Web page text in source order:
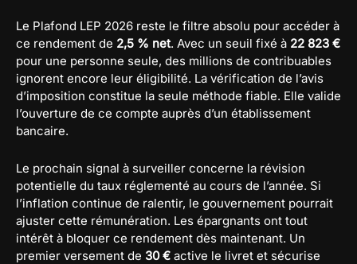
Le Plafond LEP 2026 reste le filtre absolu pour accéder à
ce rendement de 2,5 % net. Avec un seuil fixé à 22 823 €
pour une personne seule, des millions de contribuables
ignorent encore leur éligibilité. La vérification de l’avis
d’imposition constitue la seule méthode fiable. Elle valide
l’ouverture de ce compte auprès d’un établissement
bancaire.
Le prochain signal à surveiller concerne la révision
potentielle du taux réglementé au cours de l’année. Si
l’inflation continue de ralentir, le gouvernement pourrait
ajuster cette rémunération. Les épargnants ont tout
intérêt à bloquer ce rendement dès maintenant. Un
premier versement de 30 € active le livret et sécurise